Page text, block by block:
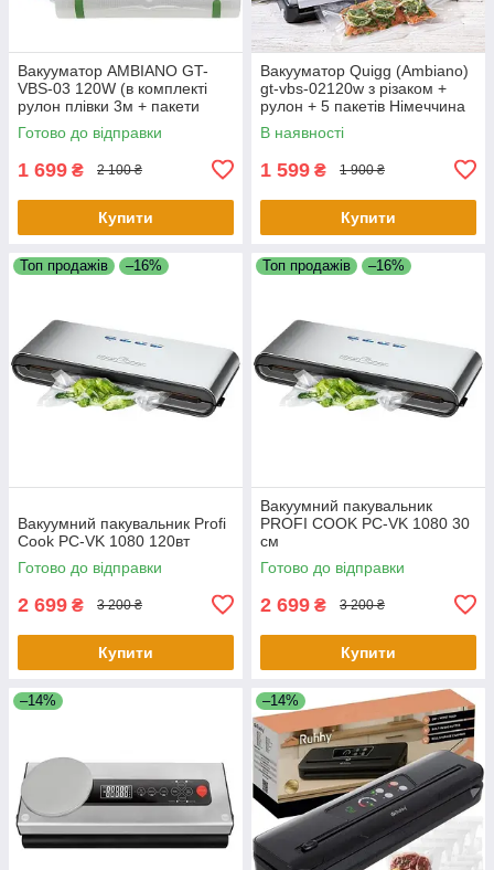
Вакууматор AMBIANO GT-
VBS-03 120W (в комплекті
рулон плівки 3м + пакети
5шт)
Готово до відправки
1 699 ₴ 2 100 ₴
Купити
Вакууматор Quigg (Ambiano)
gt-vbs-02120w з різаком +
рулон + 5 пакетів Німеччина
В наявності
1 599 ₴ 1 900 ₴
Купити
Топ продажів –16%
Вакуумний пакувальник Profi
Cook PC-VK 1080 120вт
Готово до відправки
2 699 ₴ 3 200 ₴
Купити
Топ продажів –16%
Вакуумний пакувальник
PROFI COOK PC-VK 1080 30
см
Готово до відправки
2 699 ₴ 3 200 ₴
Купити
–14% –14%